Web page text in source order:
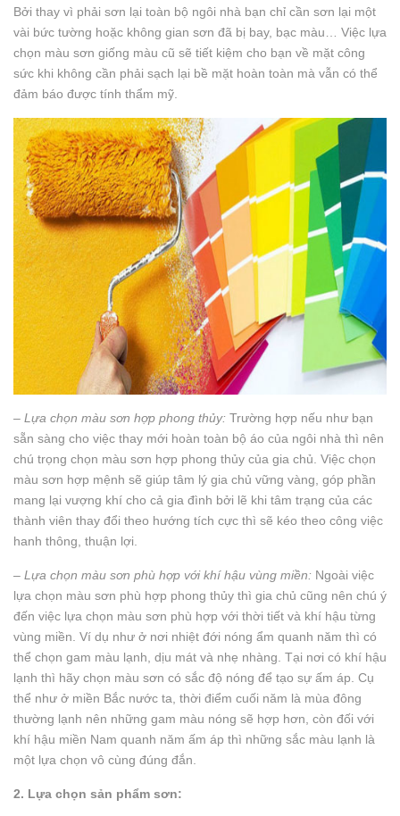
Bởi thay vì phải sơn lại toàn bộ ngôi nhà bạn chỉ cần sơn lại một
vài bức tường hoặc không gian sơn đã bị bay, bạc màu… Việc lựa
chọn màu sơn giống màu cũ sẽ tiết kiệm cho bạn về mặt công
sức khi không cần phải sạch lại bề mặt hoàn toàn mà vẫn có thể
đảm báo được tính thẩm mỹ.
– Lựa chọn màu sơn hợp phong thủy: Trường hợp nếu như bạn
sẵn sàng cho việc thay mới hoàn toàn bộ áo của ngôi nhà thì nên
chú trọng chọn màu sơn hợp phong thủy của gia chủ. Việc chọn
màu sơn hợp mệnh sẽ giúp tâm lý gia chủ vững vàng, góp phần
mang lại vượng khí cho cả gia đình bởi lẽ khi tâm trạng của các
thành viên thay đổi theo hướng tích cực thì sẽ kéo theo công việc
hanh thông, thuận lợi.
– Lựa chọn màu sơn phù hợp với khí hậu vùng miền: Ngoài việc
lựa chọn màu sơn phù hợp phong thủy thì gia chủ cũng nên chú ý
đến việc lựa chọn màu sơn phù hợp với thời tiết và khí hậu từng
vùng miền. Ví dụ như ở nơi nhiệt đới nóng ẩm quanh năm thì có
thể chọn gam màu lạnh, dịu mát và nhẹ nhàng. Tại nơi có khí hậu
lạnh thì hãy chọn màu sơn có sắc độ nóng để tạo sự ấm áp. Cụ
thể như ở miền Bắc nước ta, thời điểm cuối năm là mùa đông
thường lạnh nên những gam màu nóng sẽ hợp hơn, còn đối với
khí hậu miền Nam quanh năm ấm áp thì những sắc màu lạnh là
một lựa chọn vô cùng đúng đắn.
2. Lựa chọn sản phẩm sơn: